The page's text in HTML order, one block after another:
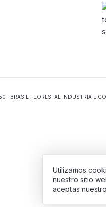
BRASIL FLORESTAL INDUSTRIA E
Utilizamos
nuestro sitio
aceptas